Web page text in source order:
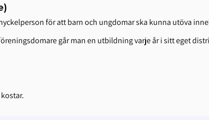
för att barn och ungdomar ska kunna utöva
går man en utbildning varje år i sitt eget